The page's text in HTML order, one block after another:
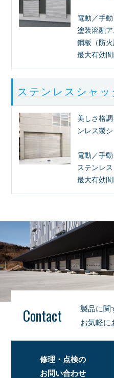
電動／手動
塗装溶融
鋼板（防火
最大有効
ステンレスシャ
美しさ格
ンレス製
電動／手動
ステンレス
最大有効
Contact
製品に関
お気軽に
修理・点検の
お問い合わせ